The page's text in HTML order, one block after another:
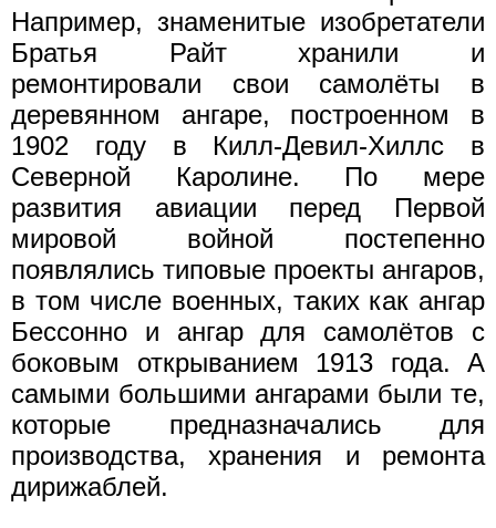
Например, знаменитые изобретатели
Братья Райт хранили и
ремонтировали свои самолёты в
деревянном ангаре, построенном в
1902 году в Килл-Девил-Хиллс в
Северной Каролине. По мере
развития авиации перед Первой
мировой войной постепенно
появлялись типовые проекты ангаров,
в том числе военных, таких как ангар
Бессонно и ангар для самолётов с
боковым открыванием 1913 года. А
самыми большими ангарами были те,
которые предназначались для
производства, хранения и ремонта
дирижаблей.